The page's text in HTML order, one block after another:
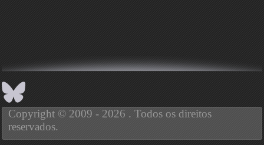
Copyright © 2009 - 2026 . Todos os direitos
reservados.